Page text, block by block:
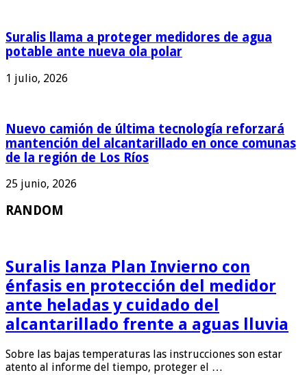
Suralis llama a proteger medidores de agua
potable ante nueva ola polar
1 julio, 2026
Nuevo camión de última tecnología reforzará
mantención del alcantarillado en once comunas
de la región de Los Ríos
25 junio, 2026
RANDOM
Suralis lanza Plan Invierno con
énfasis en protección del medidor
ante heladas y cuidado del
alcantarillado frente a aguas lluvia
Sobre las bajas temperaturas las instrucciones son estar
atento al informe del tiempo, proteger el …